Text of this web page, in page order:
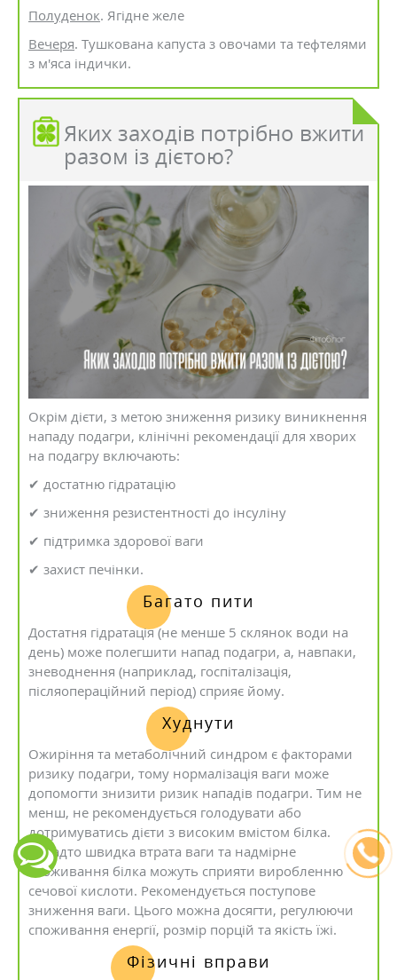
Полуденок. Ягідне желе
Вечеря. Тушкована капуста з овочами та тефтелями
з м'яса індички.
Яких заходів потрібно вжити
разом із дієтою?
Окрім дієти, з метою зниження ризику виникнення
нападу подагри, клінічні рекомендації для хворих
на подагру включають:
✔ достатню гідратацію
✔ зниження резистентності до інсуліну
✔ підтримка здорової ваги
✔ захист печінки.
Багато пити
Достатня гідратація (не менше 5 склянок води на
день) може полегшити напад подагри, а, навпаки,
зневоднення (наприклад, госпіталізація,
післяопераційний період) сприяє йому.
Худнути
Ожиріння та метаболічний синдром є факторами
ризику подагри, тому нормалізація ваги може
допомогти знизити ризик нападів подагри. Тим не
менш, не рекомендується голодувати або
дотримуватись дієти з високим вмістом білка.
Занадто швидка втрата ваги та надмірне
споживання білка можуть сприяти виробленню
сечової кислоти. Рекомендується поступове
зниження ваги. Цього можна досягти, регулюючи
споживання енергії, розмір порцій та якість їжі.
Фізичні вправи